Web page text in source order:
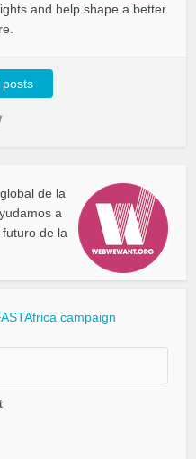
and help shape a better
posts
de la
a
de la
campaign